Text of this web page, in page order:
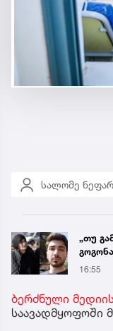
სალომე
დედა,
12:45
ბერძნული
საავადმყოფოში